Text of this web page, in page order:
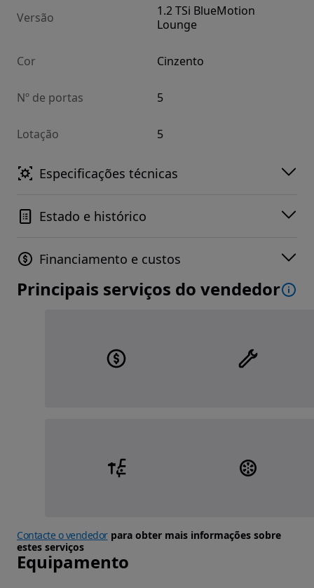
Versão
1.2 TSi BlueMotion
Lounge
Cor Cinzento
Nº de portas 5
Lotação 5
Especificações técnicas
Estado e histórico
Financiamento e custos
Principais serviços do vendedor
Contacte o vendedorpara obter mais informações sobre
estes serviços
Equipamento